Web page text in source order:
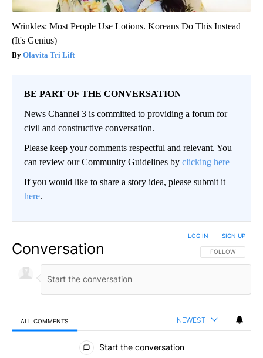
Wrinkles: Most People Use Lotions. Koreans Do This Instead
(It's Genius)
Olavita Tri Lift
BE PART OF THE CONVERSATION
News Channel 3 is committed to providing a forum for
civil and constructive conversation.
Please keep your comments respectful and relevant. You
can review our Community Guidelines by clicking here
If you would like to share a story idea, please submit it
here.
Conversation FOLLOW THIS
FOLLOW
LOG IN SIGN UP
ALL COMMENTS NEWEST
All Comments
Start the conversation